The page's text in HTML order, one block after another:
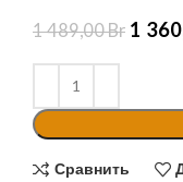
1 489,00Br 1
Сравнить